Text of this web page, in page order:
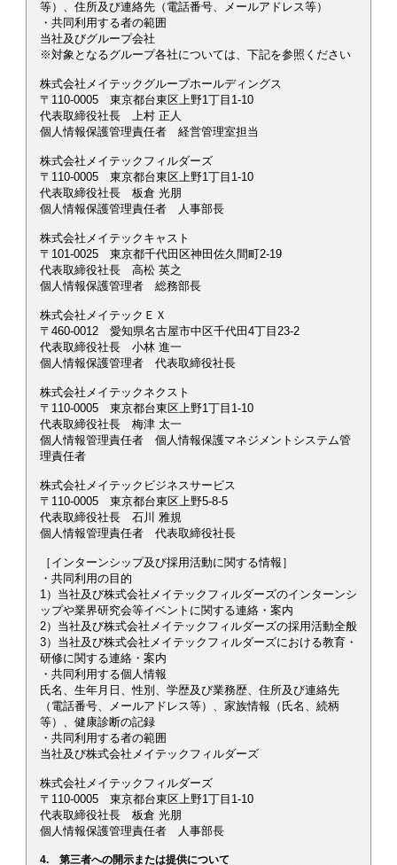
等）、住所及び連絡先（電話番号、メールアドレス等）
・共同利用する者の範囲
当社及びグループ会社
※対象となるグループ各社については、下記を参照ください
株式会社メイテックグループホールディングス
〒110-0005 東京都台東区上野1丁目1-10
代表取締役社長 上村 正人
個人情報保護管理責任者 経営管理室担当
株式会社メイテックフィルダーズ
〒110-0005 東京都台東区上野1丁目1-10
代表取締役社長 板倉 光朋
個人情報保護管理責任者 人事部長
株式会社メイテックキャスト
〒101-0025 東京都千代田区神田佐久間町2-19
代表取締役社長 高松 英之
個人情報保護管理者 総務部長
株式会社メイテックＥＸ
〒460-0012 愛知県名古屋市中区千代田4丁目23-2
代表取締役社長 小林 進一
個人情報保護管理者 代表取締役社長
株式会社メイテックネクスト
〒110-0005 東京都台東区上野1丁目1-10
代表取締役社長 梅津 太一
個人情報管理責任者 個人情報保護マネジメントシステム管
理責任者
株式会社メイテックビジネスサービス
〒110-0005 東京都台東区上野5-8-5
代表取締役社長 石川 雅規
個人情報管理責任者 代表取締役社長
［インターンシップ及び採用活動に関する情報］
・共同利用の目的
1）当社及び株式会社メイテックフィルダーズのインターンシ
ップや業界研究会等イベントに関する連絡・案内
2）当社及び株式会社メイテックフィルダーズの採用活動全般
3）当社及び株式会社メイテックフィルダーズにおける教育・
研修に関する連絡・案内
・共同利用する個人情報
氏名、生年月日、性別、学歴及び業務歴、住所及び連絡先
（電話番号、メールアドレス等）、家族情報（氏名、続柄
等）、健康診断の記録
・共同利用する者の範囲
当社及び株式会社メイテックフィルダーズ
株式会社メイテックフィルダーズ
〒110-0005 東京都台東区上野1丁目1-10
代表取締役社長 板倉 光朋
個人情報保護管理責任者 人事部長
4. 第三者への開示または提供について